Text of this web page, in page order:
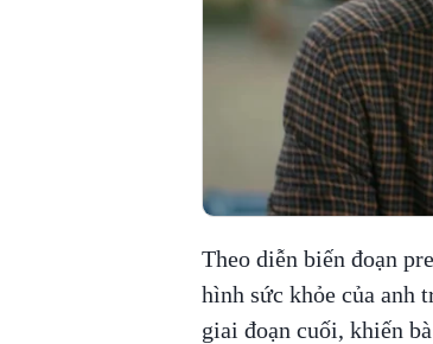
Theo diễn biến đoạn
hình sức khỏe của anh
giai đoạn cuối, khiến